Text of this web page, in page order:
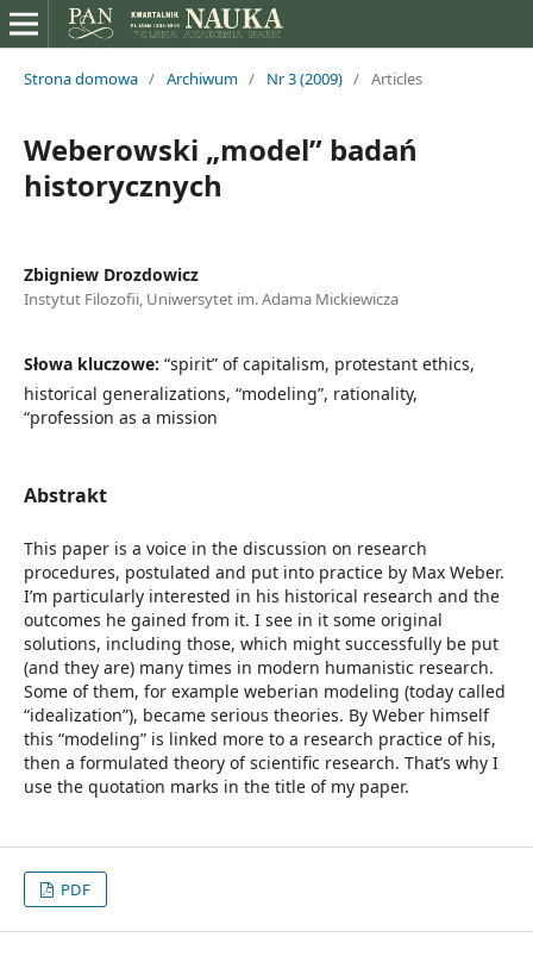
Strona domowa / Archiwum / Nr 3 (2009) / Articles
Weberowski „model” badań
historycznych
Zbigniew Drozdowicz
Instytut Filozofii, Uniwersytet im. Adama Mickiewicza
Słowa kluczowe: “spirit” of capitalism, protestant ethics,
historical generalizations, “modeling”, rationality,
“profession as a mission
Abstrakt
This paper is a voice in the discussion on research
procedures, postulated and put into practice by Max Weber.
I’m particularly interested in his historical research and the
outcomes he gained from it. I see in it some original
solutions, including those, which might successfully be put
(and they are) many times in modern humanistic research.
Some of them, for example weberian modeling (today called
“idealization”), became serious theories. By Weber himself
this “modeling” is linked more to a research practice of his,
then a formulated theory of scientific research. That’s why I
use the quotation marks in the title of my paper.
PDF